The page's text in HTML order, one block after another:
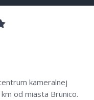
kameralnej
od miasta Brunico.